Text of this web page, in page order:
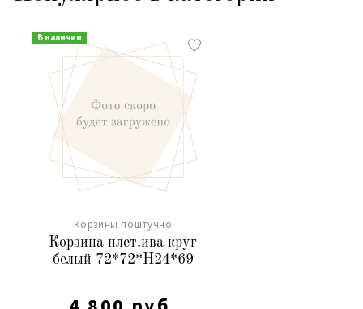
В наличии
Корзины поштучно
Корзина плет.ива круг
белый 72*72*H24*69